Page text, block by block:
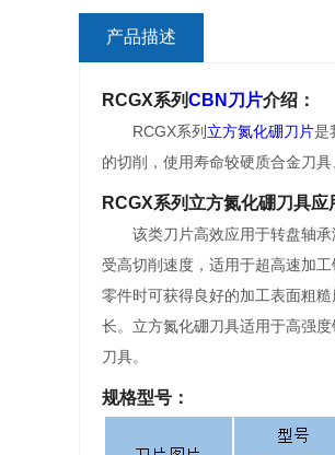
产品描述
RCGX系列CBN刀片介绍：
RCGX系列 立方氮化硼刀片是
的切削，使用寿命较硬质合金刀具
RCGX系列立方氮化硼刀具应
该类刀片高效应用于转盘轴承
受高切削速度，适用于超高速加
零件时可获得良好的加工表面粗
长。立方氮化硼刀具适用于高强
刀具。
规格型号：